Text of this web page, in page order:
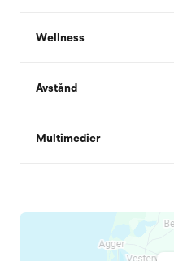
Wellness
Avstånd
Multimedier